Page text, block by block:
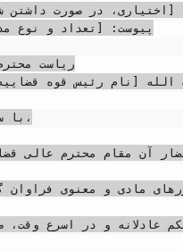
[اختیاری، در صورت داشتن
پیوست: [تعداد و نوع
ریاست
الله [نام رئیس قوه
با
آن مقام محترم عالی
مادی و معنوی فراوان
و در اسرع وقت،